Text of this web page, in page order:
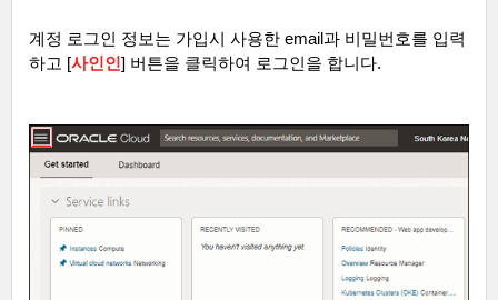
계정 로그인 정보는 가입시 사용한 email과 비밀번호를 입력
하고 [사인인] 버튼을 클릭하여 로그인을 합니다.